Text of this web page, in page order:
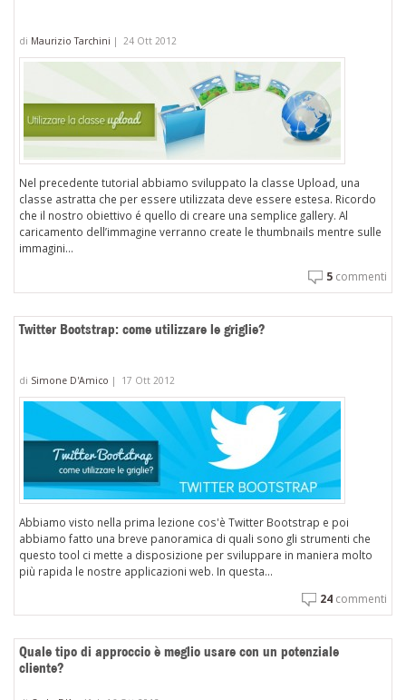
di Maurizio Tarchini | 24 Ott 2012
Nel precedente tutorial abbiamo sviluppato la classe Upload, una
classe astratta che per essere utilizzata deve essere estesa. Ricordo
che il nostro obiettivo é quello di creare una semplice gallery. Al
caricamento dell’immagine verranno create le thumbnails mentre sulle
immagini...
5 commenti
Twitter Bootstrap: come utilizzare le griglie?
di Simone D'Amico | 17 Ott 2012
Abbiamo visto nella prima lezione cos'è Twitter Bootstrap e poi
abbiamo fatto una breve panoramica di quali sono gli strumenti che
questo tool ci mette a disposizione per sviluppare in maniera molto
più rapida le nostre applicazioni web. In questa...
24 commenti
Quale tipo di approccio è meglio usare con un potenziale
cliente?